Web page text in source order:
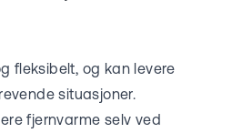
fleksibelt, og kan levere
situasjoner.
fjernvarme selv ved